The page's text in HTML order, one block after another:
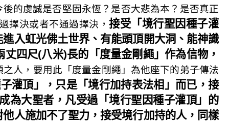
的虔誠是否堅固永恆？是否大悲為本？是否真正
擇決或者不通過擇決，接受「境行聖因種子灌
入虹光佛土世界、有能頭頂開大洞、能神識
四尺(八米)長的「度量金剛繩」作為信物，
人，要用此「度量金剛繩」為他座下的弟子傳法
灌頂」，只是「境行加持表法相」而已，接
為大聖者，凡受過「境行聖因種子灌頂」的
人施加不了聖力，接受境行加持的人，同樣